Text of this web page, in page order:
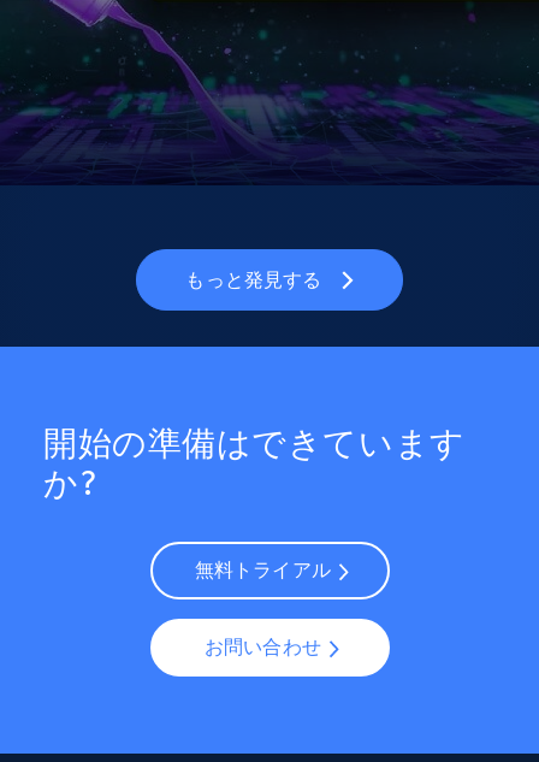
もっと発見する
開始の準備はできています
か?
無料トライアル
お問い合わせ